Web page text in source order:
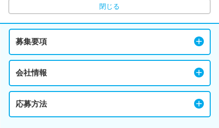
閉じる
募集要項
会社情報
応募方法